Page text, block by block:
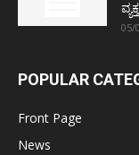
05/
POPULAR
Front Page
News